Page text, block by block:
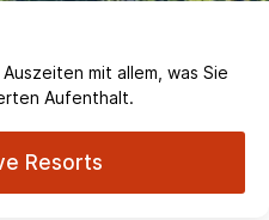
mit allem, was Sie
Aufenthalt.
Resorts